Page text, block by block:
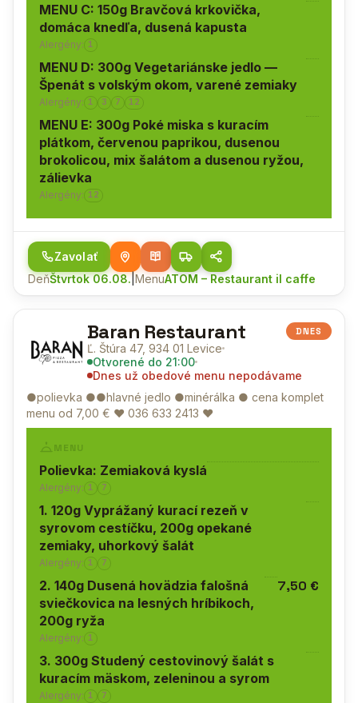
MENU C: 150g Bravčová krkovička,
domáca knedľa, dusená kapusta
Alergény: 1
MENU D: 300g Vegetariánske jedlo —
Špenát s volským okom, varené zemiaky
Alergény: 1 3 7 12
MENU E: 300g Poké miska s kuracím
plátkom, červenou paprikou, dusenou
brokolicou, mix šalátom a dusenou ryžou,
zálievka
Alergény: 12
Zavolať
DeňŠtvrtok 06.08.|MenuATOM – Restaurant il caffe
Baran Restaurant
Ľ. Štúra 47, 934 01 Levice
Otvorené do 21:00
Dnes už obedové menu nepodávame
DNES
●polievka ●●hlavné jedlo ●minérálka ● cena komplet
menu od 7,00 € ♥ 036 633 2413 ♥
MENU
Polievka: Zemiaková kyslá
Alergény: 1 7
1. 120g Vyprážaný kurací rezeň v
syrovom cestíčku, 200g opekané
zemiaky, uhorkový šalát
Alergény: 1 7
2. 140g Dusená hovädzia falošná
sviečkovica na lesných hríbikoch,
200g ryža
7,50 €
Alergény: 1
3. 300g Studený cestovinový šalát s
kuracím mäskom, zeleninou a syrom
Alergény: 1 7